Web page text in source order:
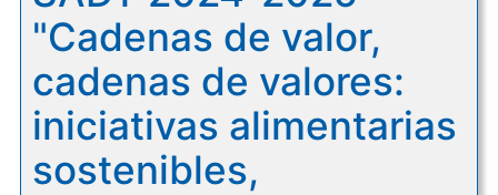
"Cadenas de valor,
cadenas de valores:
iniciativas alimentarias
sostenibles,